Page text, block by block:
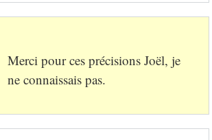
Merci pour ces précisions Joël, je
ne connaissais pas.